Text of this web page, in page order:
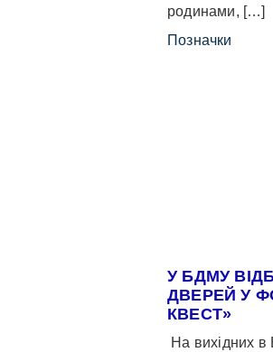
родинами, […]
Позначки
У БДМУ
ДВЕРЕЙ У
КВЕСТ»
На вихідних